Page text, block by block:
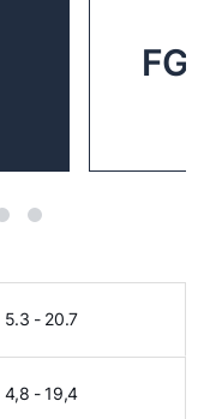
5.3 - 20.7
4,8 - 19,4